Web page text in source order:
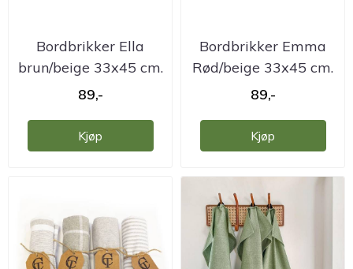
Bordbrikker Ella
brun/beige 33x45 cm.
2 pk.
89,-
Kjøp
Bordbrikker Emma
Rød/beige 33x45 cm.
2 pk.
89,-
Kjøp